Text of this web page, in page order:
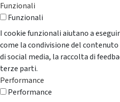
Funzionali
Funzionali
I cookie funzionali aiutano a
come la condivisione del
di social media, la raccolta di
terze parti.
Performance
Performance